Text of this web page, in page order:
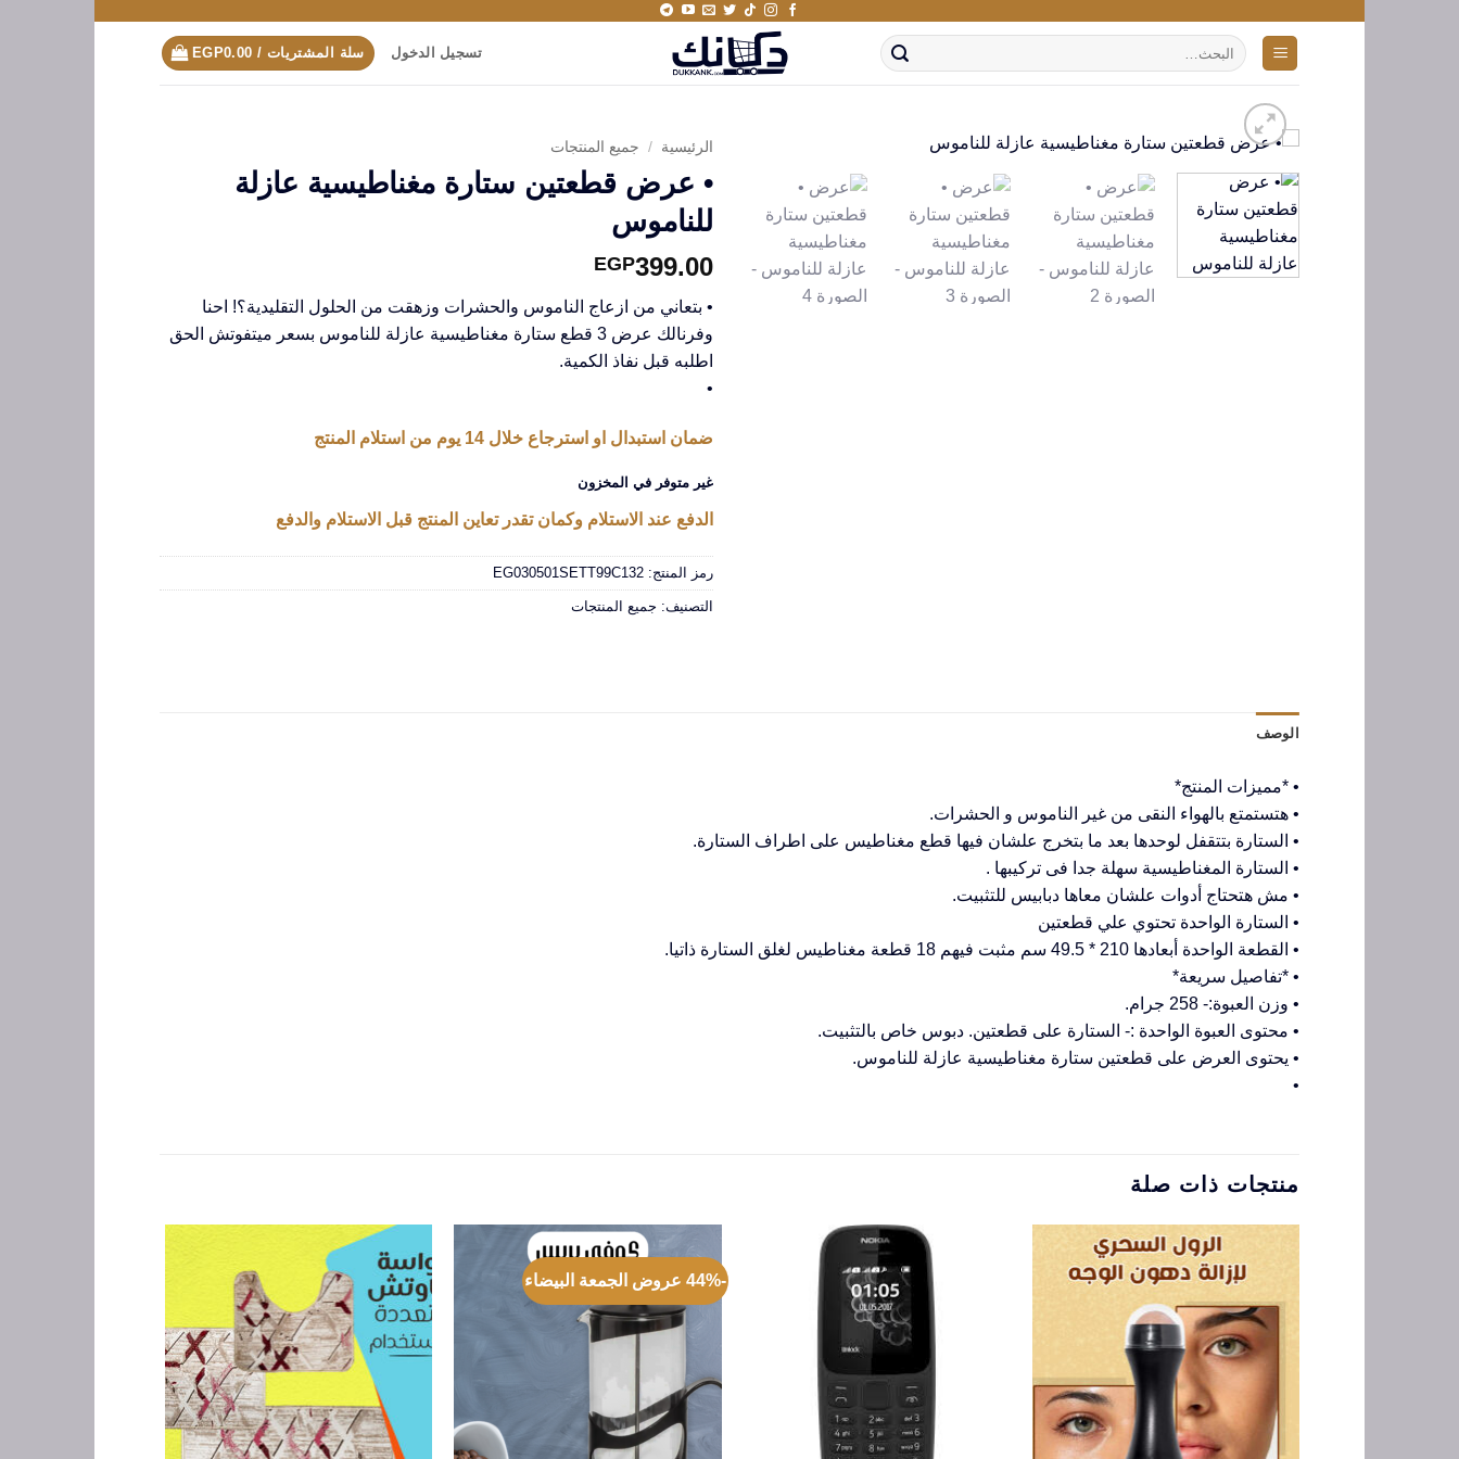
البحث
عن:
تسجيل الدخول سلة المشتريات / EGP0.00
الرئيسية / جميع المنتجات
• عرض قطعتين ستارة مغناطيسية عازلة
للناموس
EGP399.00
• بتعاني من ازعاج الناموس والحشرات وزهقت من الحلول التقليدية؟! احنا
وفرنالك عرض 3 قطع ستارة مغناطيسية عازلة للناموس بسعر ميتفوتش الحق
اطلبه قبل نفاذ الكمية.
•
ضمان استبدال او استرجاع خلال 14 يوم من استلام المنتج
غير متوفر في المخزون
الدفع عند الاستلام وكمان تقدر تعاين المنتج قبل الاستلام والدفع
رمز المنتج: EG030501SETT99C132
التصنيف: جميع المنتجات
الوصف
• *مميزات المنتج*
• هتستمتع بالهواء النقى من غير الناموس و الحشرات.
• الستارة بتتقفل لوحدها بعد ما بتخرج علشان فيها قطع مغناطيس على اطراف الستارة.
• الستارة المغناطيسية سهلة جدا فى تركيبها .
• مش هتحتاج أدوات علشان معاها دبابيس للتثبيت.
• الستارة الواحدة تحتوي علي قطعتين
• القطعة الواحدة أبعادها 210 * 49.5 سم مثبت فيهم 18 قطعة مغناطيس لغلق الستارة ذاتيا.
• *تفاصيل سريعة*
• وزن العبوة:- 258 جرام.
• محتوى العبوة الواحدة :- الستارة على قطعتين. دبوس خاص بالتثبيت.
• يحتوى العرض على قطعتين ستارة مغناطيسية عازلة للناموس.
•
منتجات ذات صلة
-44% عروض الجمعة البيضاء